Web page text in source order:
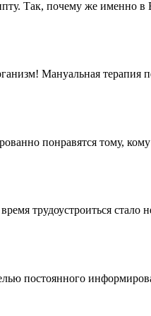
Так, почему же именно в
Мануальная терапия
понравятся тому,
трудоустроиться стало
постоянного